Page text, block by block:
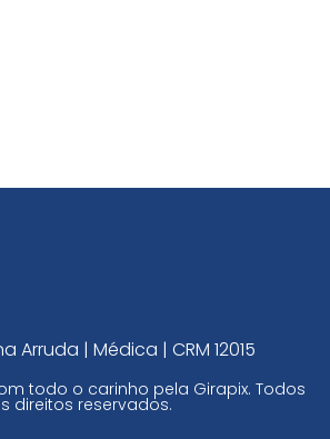
Arruda | Médica | CRM 12015
todo o carinho pela Girapix. Todos
direitos reservados.